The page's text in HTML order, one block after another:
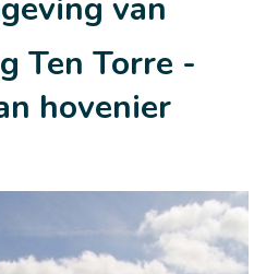
van
Ten Torre -
hovenier